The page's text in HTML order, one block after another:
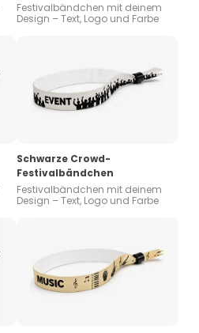
Festivalbändchen mit deinem
Design – Text, Logo und Farbe
Schwarze Crowd-
Festivalbändchen
Festivalbändchen mit deinem
Design – Text, Logo und Farbe